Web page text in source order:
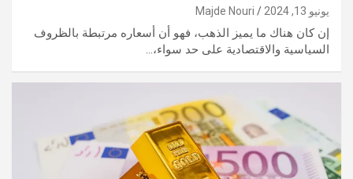
يونيو 13, 2024 Majde Nouri
إن كان هناك ما يميز الذهب، فهو أن أسعاره مرتبطة بالظروف
السياسية والاقتصادية على حد سواء،…